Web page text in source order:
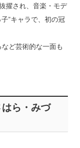
擢され、音楽・モデ
”キャラで、初の冠
ど芸術的な一面も
ら・みづ